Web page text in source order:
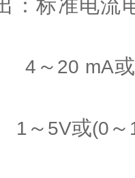
：标准电流
～ 20 mA或
～ 5V或(0 ～